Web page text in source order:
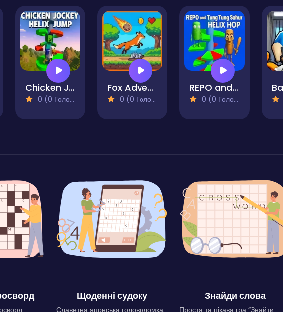
Chicken Jockey Helix Jump
0 (0 Голосів)
Fox Adventure
0 (0 Голосів)
REPO and Tung Tung Sahur: Helix Hop
0 (0 Голосів)
Щоденні судоку
Славетна японська головоломка.
Знайди слова
Проста та цікава гра “Знайти